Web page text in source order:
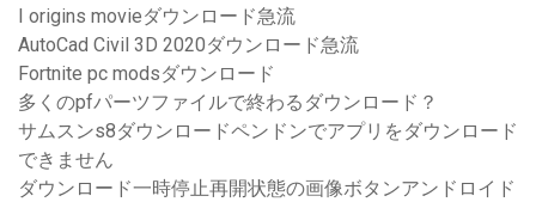
I origins movieダウンロード急流
AutoCad Civil 3D 2020ダウンロード急流
Fortnite pc modsダウンロード
多くのpfパーツファイルで終わるダウンロード？
サムスンs8ダウンロードペンドンでアプリをダウンロード
できません
ダウンロード一時停止再開状態の画像ボタンアンドロイド